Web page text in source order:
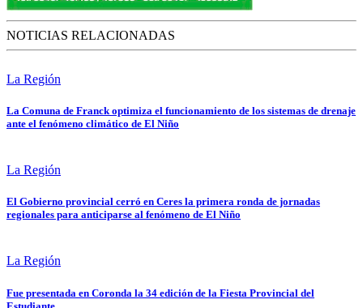
NOTICIAS RELACIONADAS
La Región
La Comuna de Franck optimiza el funcionamiento de los sistemas de drenaje
ante el fenómeno climático de El Niño
La Región
El Gobierno provincial cerró en Ceres la primera ronda de jornadas
regionales para anticiparse al fenómeno de El Niño
La Región
Fue presentada en Coronda la 34 edición de la Fiesta Provincial del